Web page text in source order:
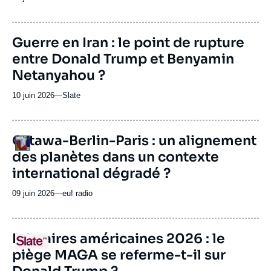
journal,
ou
émission
URL
de
Spotify
Guerre en Iran : le point de rupture
entre Donald Trump et Benyamin
Netanyahou ?
10 juin 2026—Nom
journal,
ou
émission
Slate
Logo
URL
de
Spotify
Ottawa-Berlin-Paris : un alignement
des planètes dans un contexte
international dégradé ?
09 juin 2026—Nom
journal,
ou
émission
eu! radio
Logo
URL
de
Spotify
Primaires américaines 2026 : le
piège MAGA se referme-t-il sur